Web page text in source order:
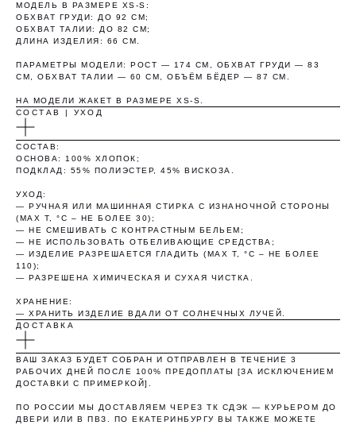
МОДЕЛЬ В РАЗМЕРЕ XS-S:
ОБХВАТ ГРУДИ: ДО 92 СМ;
ОБХВАТ ТАЛИИ: ДО 82 СМ;
ДЛИНА ИЗДЕЛИЯ: 66 СМ.
ПАРАМЕТРЫ МОДЕЛИ: РОСТ — 174 СМ, ОБХВАТ ГРУДИ — 83
СМ, ОБХВАТ ТАЛИИ — 60 СМ, ОБЪЁМ БЁДЕР — 87 СМ.
НА МОДЕЛИ ЖАКЕТ В РАЗМЕРЕ XS-S.
СОСТАВ | УХОД
СОСТАВ:
ОСНОВА: 100% ХЛОПОК;
ПОДКЛАД: 55% ПОЛИЭСТЕР, 45% ВИСКОЗА.
УХОД:
— РУЧНАЯ ИЛИ МАШИННАЯ СТИРКА С ИЗНАНОЧНОЙ СТОРОНЫ
(MAX T, °C – НЕ БОЛЕЕ 30);
— НЕ СМЕШИВАТЬ С КОНТРАСТНЫМ БЕЛЬЕМ;
— НЕ ИСПОЛЬЗОВАТЬ ОТБЕЛИВАЮЩИЕ СРЕДСТВА;
— ИЗДЕЛИЕ РАЗРЕШАЕТСЯ ГЛАДИТЬ (MAX T, °C – НЕ БОЛЕЕ
110);
— РАЗРЕШЕНА ХИМИЧЕСКАЯ И СУХАЯ ЧИСТКА.
ХРАНЕНИЕ:
— ХРАНИТЬ ИЗДЕЛИЕ ВДАЛИ ОТ СОЛНЕЧНЫХ ЛУЧЕЙ.
ДОСТАВКА
ВАШ ЗАКАЗ БУДЕТ СОБРАН И ОТПРАВЛЕН В ТЕЧЕНИЕ 3
РАБОЧИХ ДНЕЙ ПОСЛЕ 100% ПРЕДОПЛАТЫ [ЗА ИСКЛЮЧЕНИЕМ
ДОСТАВКИ С ПРИМЕРКОЙ].
ПО РОССИИ МЫ ДОСТАВЛЯЕМ ЧЕРЕЗ ТК СДЭК — КУРЬЕРОМ ДО
ДВЕРИ ИЛИ В ПВЗ. ПО ЕКАТЕРИНБУРГУ ВЫ ТАКЖЕ МОЖЕТЕ
Оплатите сегодня 25% стоимости покупки
картой любого банка, остальное — тремя
платежами раз в две недели.
Оплата
25% 25% 25% 25%
Как обычная оплата картой